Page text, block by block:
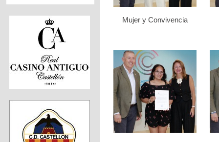
Mujer y Convivencia